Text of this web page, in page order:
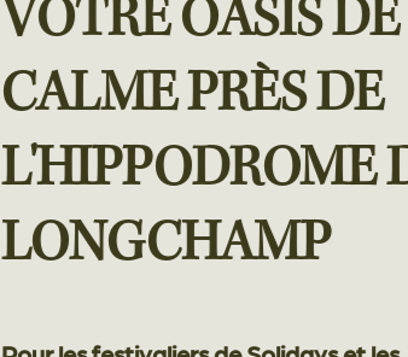
VOTRE OASIS DE
CALME PRÈS DE
L'HIPPODROME
LONGCHAMP